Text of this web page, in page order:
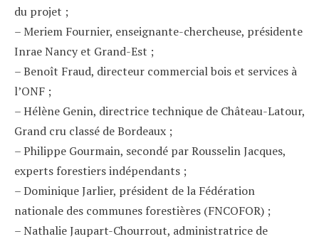
du projet ;
– Meriem Fournier, enseignante-chercheuse, présidente
Inrae Nancy et Grand-Est ;
– Benoît Fraud, directeur commercial bois et services à
l’ONF ;
– Hélène Genin, directrice technique de Château-Latour,
Grand cru classé de Bordeaux ;
– Philippe Gourmain, secondé par Rousselin Jacques,
experts forestiers indépendants ;
– Dominique Jarlier, président de la Fédération
nationale des communes forestières (FNCOFOR) ;
– Nathalie Jaupart-Chourrout, administratrice de